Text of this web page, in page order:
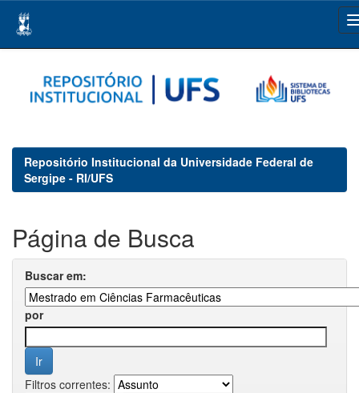
navigation
Repositório Institucional da Universidade Federal de
Sergipe - RI/UFS
Página de Busca
Buscar em:
por
Filtros correntes: